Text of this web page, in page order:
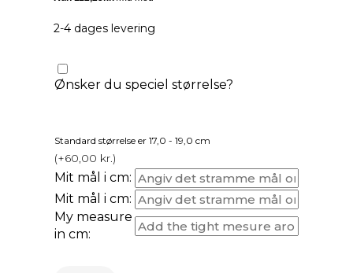
2-4 dages levering
Ønsker du speciel størrelse?
Standard størrelse er 17,0 - 19,0 cm
(+60,00 kr.)
Mit mål i cm:
Mit mål i cm:
My measure
in cm: